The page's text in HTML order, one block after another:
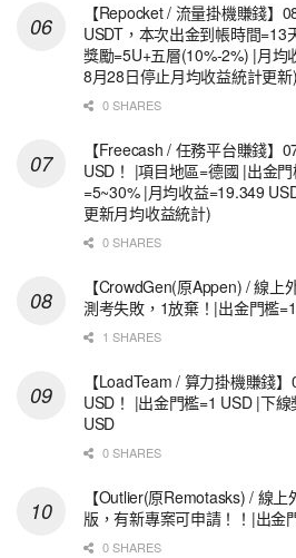
【Repocket / 流量掛機賺錢】
USDT，本次出金到帳時間=13
獎勵=5U+五層(10%-2%) |月均
8月28日停止月均收益統計更新)
0 SHARES
【Freecash / 任務平台賺錢】
USD！ |項目地區=德國 |出金
=5~30% |月均收益=19.349
更新月均收益統計)
0 SHARES
【CrowdGen(原Appen) / 線上
測考失敗，1放棄！|出金門檻
1 SHARES
【LoadTeam / 算力掛機賺錢
USD！ |出金門檻=1 USD |下
USD
0 SHARES
【Outlier(原Remotasks) / 線
版，有新專案可申請！！|出金
0 SHARES